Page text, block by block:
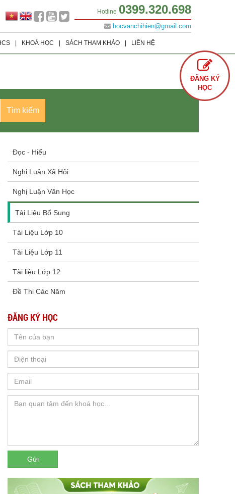
ĐĂNG KÝ
HỌC
Hotline 0399.320.698
hocvanchihien@gmail.com
Lớp 7
Lớp 6
KHOÁ HỌC SÁCH THAM KHẢO LIÊN HỆ
Tìm kiếm
Đọc - Hiểu
Nghị Luận Xã Hội
Nghị Luận Văn Học
Tài Liệu Bổ Sung
Tài Liệu Lớp 10
Tài Liệu Lớp 11
Tài liệu Lớp 12
Đề Thi Các Năm
ĐĂNG KÝ HỌC